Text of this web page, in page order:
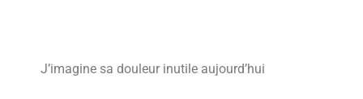
J’imagine sa douleur inutile aujourd’hui